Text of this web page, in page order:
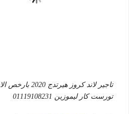
تاجير لاند كروز
تورست كار ليموزين 01119108231